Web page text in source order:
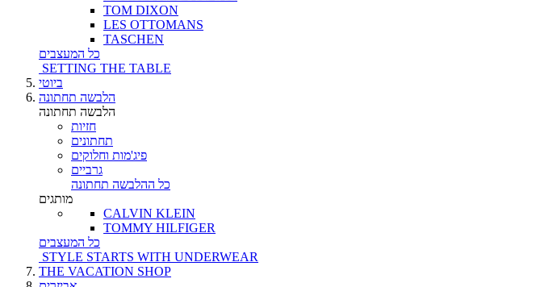
TOM DIXON
LES OTTOMANS
TASCHEN
כל המעצבים
SETTING THE TABLE
ביוטי
הלבשה תחתונה
הלבשה תחתונה
חזיות
תחתונים
פיג'מות וחלוקים
גרביים
כל ההלבשה תחתונה
מותגים
CALVIN KLEIN
TOMMY HILFIGER
כל המעצבים
STYLE STARTS WITH UNDERWEAR
THE VACATION SHOP